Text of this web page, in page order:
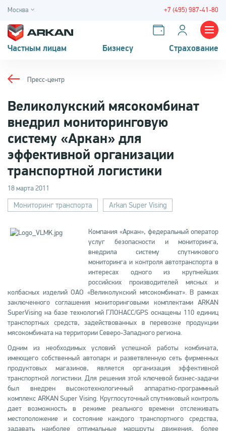
Москва +7 (495) 987-41-80
Частным лицам Бизнесу Страхование
Пресс-центр
Великолукский мясокомбинат
внедрил мониторинговую
систему «Аркан» для
эффективной организации
транспортной логистики
18 марта 2011
Мониторинг транспорта Arkan Super Vising
Компания «Аркан», федеральный оператор
услуг безопасности и мониторинга,
внедрила систему спутникового
мониторинга и контроля автотранспорта в
интересах одного из крупнейших
российских производителей мясных и
колбасных изделий ОАО «Великолукский мясокомбинат». В рамках
заключенного соглашения мониторинговыми комплектами ARKAN
SuperVising на базе технологий ГЛОНАСС/GPS оснащены 110 единиц
транспортных средств, задействованных в перевозке продукции
мясокомбината на территории Северо-Западного региона.
Одним из необходимых условий успешной работы комбината,
имеющего собственный автопарк и разветвленную сеть фирменных
продуктовых магазинов, является организация эффективной
транспортной логистики. Для решения этой ключевой бизнес-задачи
был внедрен высокотехнологичный аппаратно-программный
комплекс ARKAN Super Vising. Круглосуточный спутниковый контроль
дает возможность в режиме реального времени отслеживать
местоположение и состояние каждого транспортного средства,
задавать наиболее оптимальные маршруты движения, более